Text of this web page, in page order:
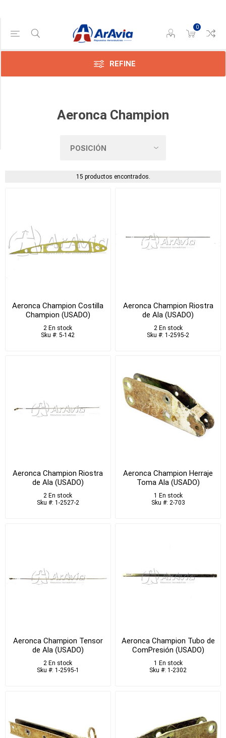
0
REFINE
Aeronca Champion
15 productos encontrados.
Aeronca Champion Costilla
Champion (USADO)
2 En stock
Sku #: 5-142
Aeronca Champion Riostra
de Ala (USADO)
2 En stock
Sku #: 1-2595-2
Aeronca Champion Riostra
de Ala (USADO)
2 En stock
Sku #: 1-2527-2
Aeronca Champion Herraje
Toma Ala (USADO)
1 En stock
Sku #: 2-703
Aeronca Champion Tensor
de Ala (USADO)
2 En stock
Sku #: 1-2595-1
Aeronca Champion Tubo de
ComPresión (USADO)
1 En stock
Sku #: 1-2302
Categoría
Champion
Amortiguadores,
Componentes